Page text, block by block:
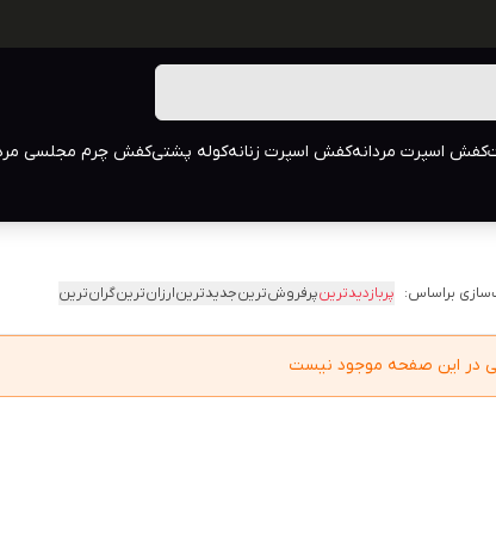
کفش اسپرت مردانهکفش اسپرت زنانهکوله پشتیکفش چرم مجلسی
براساس: پربازدیدترینپرفروش‌ترینجدیدترینارزان‌ترینگران‌ترین
در این صفحه موجود نیست